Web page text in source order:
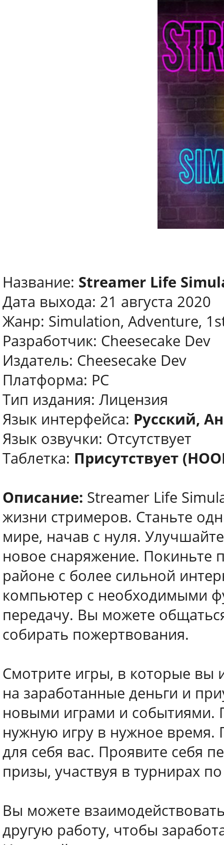
Название: Streamer Life
Дата выхода: 21 августа 2020
Жанр: Simulation, Adventure,
Разработчик: Cheesecake Dev
Издатель: Cheesecake Dev
Платформа: PC
Тип издания: Лицензия
Язык интерфейса: Русский,
Язык озвучки: Отсутствует
Таблетка: Присутствует
Описание: Streamer Life
жизни стримеров. Станьте
мире, начав с нуля.
новое снаряжение. Покиньте
районе с более сильной
компьютер с необходимыми
передачу. Вы можете
собирать пожертвования.
Смотрите игры, в которые вы
на заработанные деньги и
новыми играми и событиями.
нужную игру в нужное
для себя вас. Проявите себя
призы, участвуя в турнирах
Вы можете
другую работу, чтобы